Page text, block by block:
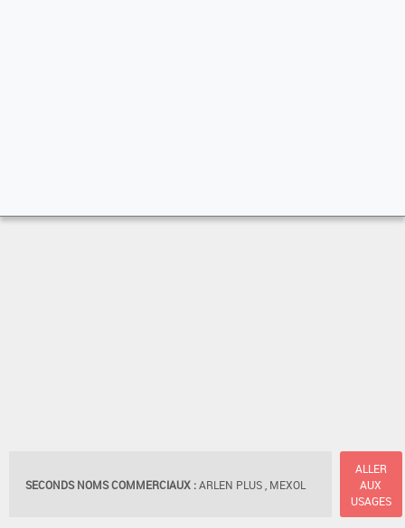
SECONDS NOMS COMMERCIAUX :ARLEN PLUS , MEXOL
ALLER
AUX
USAGES